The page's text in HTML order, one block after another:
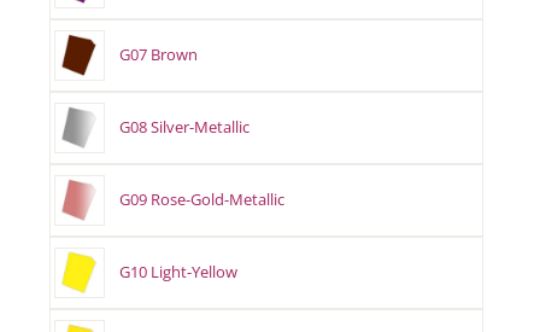
G07 Brown
G08 Silver-Metallic
G09 Rose-Gold-Metallic
G10 Light-Yellow